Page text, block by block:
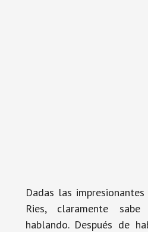
Dadas las
Ries, claramente
hablando. Después de